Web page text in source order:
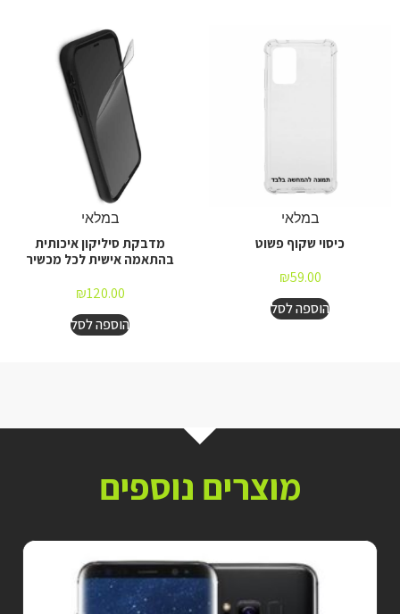
במלאי
כיסוי שקוף פשוט
₪59.00
הוספה לסל
במלאי
מדבקת סיליקון איכותית
בהתאמה אישית לכל מכשיר
₪120.00
הוספה לסל
מוצרים נוספים